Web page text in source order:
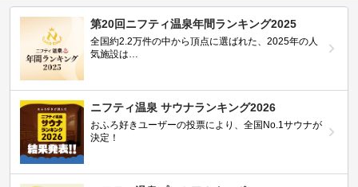
第20回ニフティ温泉年間ランキング2025
全国約2.2万件の中から頂点に選ばれた、2025年の人
気施設は…
ニフティ温泉 サウナランキング2026
おふろ好きユーザーの投票により、全国No.1サウナが
決定！